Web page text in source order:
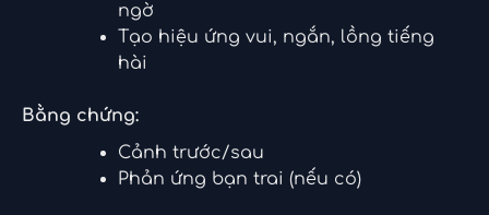
ngờ
Tạo hiệu ứng vui, ngắn, lồng tiếng
hài
Bằng chứng:
Cảnh trước/sau
Phản ứng bạn trai (nếu có)